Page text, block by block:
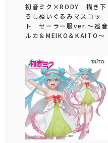
初音ミク×RODY 描き下
ろしぬいぐるみマスコッ
ト セーラー服ver.～巡音
ルカ＆MEIKO＆KAITO～